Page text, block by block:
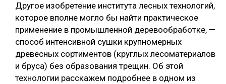
Другое изобретение института лесных технологий,
которое вполне могло бы найти практическое
применение в промышленной деревообработке, —
способ интенсивной сушки крупномерных
древесных сортиментов (круглых лесоматериалов
и бруса) без образования трещин. Об этой
технологии расскажем подробнее в одном из